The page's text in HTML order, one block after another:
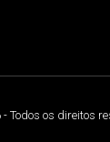
Todos os direitos